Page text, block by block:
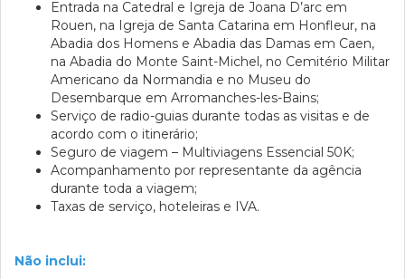
Entrada na Catedral e Igreja de Joana D’arc em
Rouen, na Igreja de Santa Catarina em Honfleur, na
Abadia dos Homens e Abadia das Damas em Caen,
na Abadia do Monte Saint-Michel, no Cemitério Militar
Americano da Normandia e no Museu do
Desembarque em Arromanches-les-Bains;
Serviço de radio-guias durante todas as visitas e de
acordo com o itinerário;
Seguro de viagem – Multiviagens Essencial 50K;
Acompanhamento por representante da agência
durante toda a viagem;
Taxas de serviço, hoteleiras e IVA.
Não inclui: